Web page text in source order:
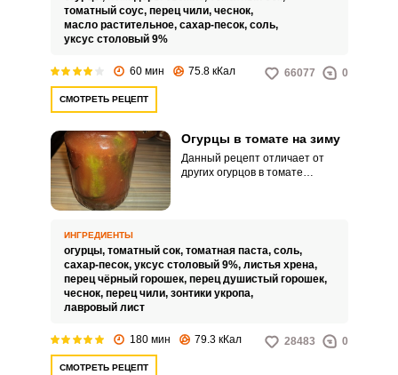
закуской, которая придется
кстати в зимнее время.
томатный соус, перец чили, чеснок,
масло растительное, сахар-песок, соль,
уксус столовый 9%
60 мин 75.8 кКал 66077 0
СМОТРЕТЬ РЕЦЕПТ
Огурцы в томате на зиму
Данный рецепт отличает от
других огурцов в томате
пасты и использовать готовый
томатный сок.
ИНГРЕДИЕНТЫ
огурцы, томатный сок, томатная паста, соль,
сахар-песок, уксус столовый 9%, листья хрена,
перец чёрный горошек, перец душистый горошек,
чеснок, перец чили, зонтики укропа,
лавровый лист
180 мин 79.3 кКал 28483 0
СМОТРЕТЬ РЕЦЕПТ